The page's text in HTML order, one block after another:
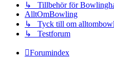
↳ Tillbehör för
AlltOmBowling
↳ Tyck till om
↳ Testforum
Forumindex